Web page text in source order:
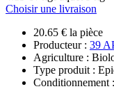
Choisir une livraison
20.65 € la pièce
Producteur : 39
Agriculture :
Type produit :
Conditionnement